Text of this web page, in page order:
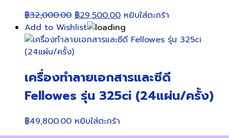
฿32,000.00 Original
price
was:
฿29,500.00Current
price
is:
หยิบใส่ตะกร้า
Add to Wishlist
เครื่องทำลายเอกสารและซีดี
Fellowes รุ่น 325ci (24แผ่น/ครั้ง)
฿49,800.00 หยิบใส่ตะกร้า